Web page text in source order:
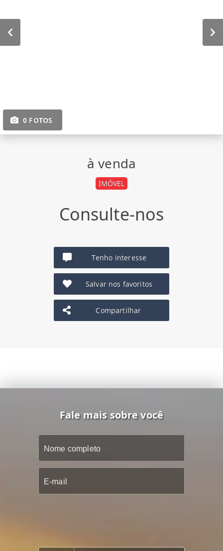
0 FOTOS
à venda
IMÓVEL
Consulte-nos
Tenho interesse
Salvar nos favoritos
Compartilhar
Fale mais sobre você